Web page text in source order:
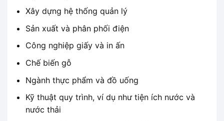
Xây dựng hệ thống quản lý
Sản xuất và phân phối điện
Công nghiệp giấy và in ấn
Chế biến gỗ
Ngành thực phẩm và đồ uống
Kỹ thuật quy trình, ví dụ như tiện ích nước và
nước thải